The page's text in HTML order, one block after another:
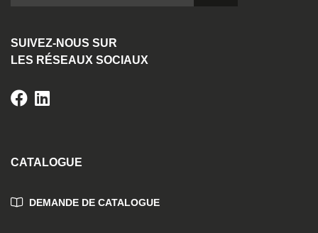
SUIVEZ-NOUS SUR
LES RÉSEAUX SOCIAUX
CATALOGUE
DEMANDE DE CATALOGUE